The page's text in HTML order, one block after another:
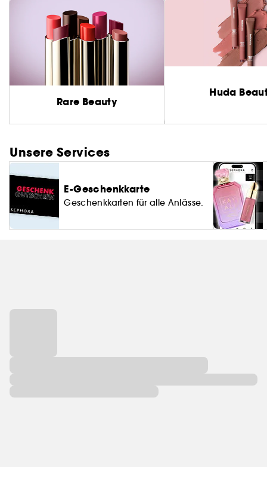
Rare Beauty
Huda
Unsere Services
E-Geschenkkarte
Geschenkkarten für alle Anlässe.